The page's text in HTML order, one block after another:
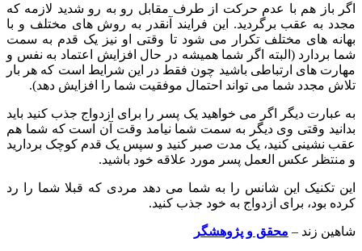
اگر باز هم با عدم حرکت از طرف مقابل رو به رو شدید لازمه که
مجدد به عقب برگردید. این فرایند آنقدر به روش های مختلف و با
بهانه های مختلف تکرار می شود تا وقتی او نیز یک قدم به سمت
شما بردارد (البته اگر شما همیشه در حال افزایش اعتماد به نفس و
مهارت های ارتباطی باشید چون فقط در این شرایط است که هر بار
تلاش مجدد شما می تواند احتمال موفقیت شما را افزایش دهد).
به عبارت دیگر اگر می خواهید یک پسر را برای ازدواج جذب کنید باید
بدانید وقتی وی دیگر به سمت شما نیامد وقت آن است که شما هم
عقب نشینی کنید، یک مدت صبر کنید و سپس یک قدم کوچک بردارید
و منتظر عکس العمل پسر مورد علاقه خود باشید.
این تکنیک این شانس را به شما می دهد مردی که قبلا شما را رد
کرده بود، برای ازدواج به خود جذب کنید.
شاهین زند – محقق و پژوهشگر